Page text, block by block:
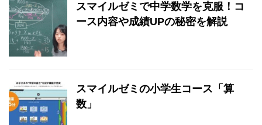
スマイルゼミで中学数学を克服！コ
ース内容や成績UPの秘密を解説
スマイルゼミの小学生コース「算
数」